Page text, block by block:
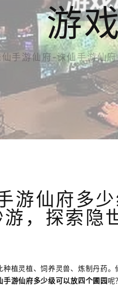
游
仙手游仙府-诛仙手游仙
游仙府多
，探索隐
植灵植、饲养灵兽、炼制丹药
手游仙府多少级可以放四个圃园 呢